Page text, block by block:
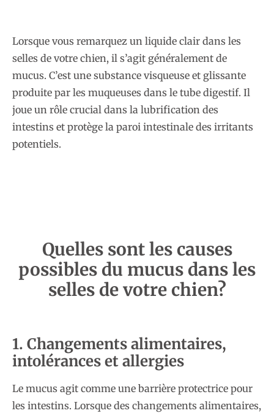
Lorsque vous remarquez un liquide clair dans les
selles de votre chien, il s’agit généralement de
mucus. C’est une substance visqueuse et glissante
produite par les muqueuses dans le tube digestif. Il
joue un rôle crucial dans la lubrification des
intestins et protège la paroi intestinale des irritants
potentiels.
Quelles sont les causes
possibles du mucus dans les
selles de votre chien?
1. Changements alimentaires,
intolérances et allergies
Le mucus agit comme une barrière protectrice pour
les intestins. Lorsque des changements alimentaires,